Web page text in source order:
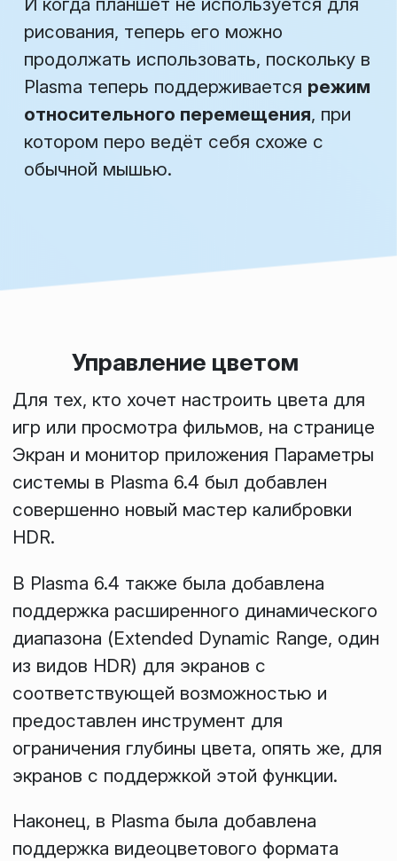
рисования, теперь его можно
продолжать использовать, поскольку в
Plasma теперь поддерживается режим
относительного перемещения, при
котором перо ведёт себя схоже с
обычной мышью.
Управление цветом
Для тех, кто хочет настроить цвета для
игр или просмотра фильмов, на странице
Экран и монитор приложения Параметры
системы в Plasma 6.4 был добавлен
совершенно новый мастер калибровки
HDR.
В Plasma 6.4 также была добавлена
поддержка расширенного динамического
диапазона (Extended Dynamic Range, один
из видов HDR) для экранов с
соответствующей возможностью и
предоставлен инструмент для
ограничения глубины цвета, опять же, для
экранов с поддержкой этой функции.
Наконец, в Plasma была добавлена
поддержка видеоцветового формата